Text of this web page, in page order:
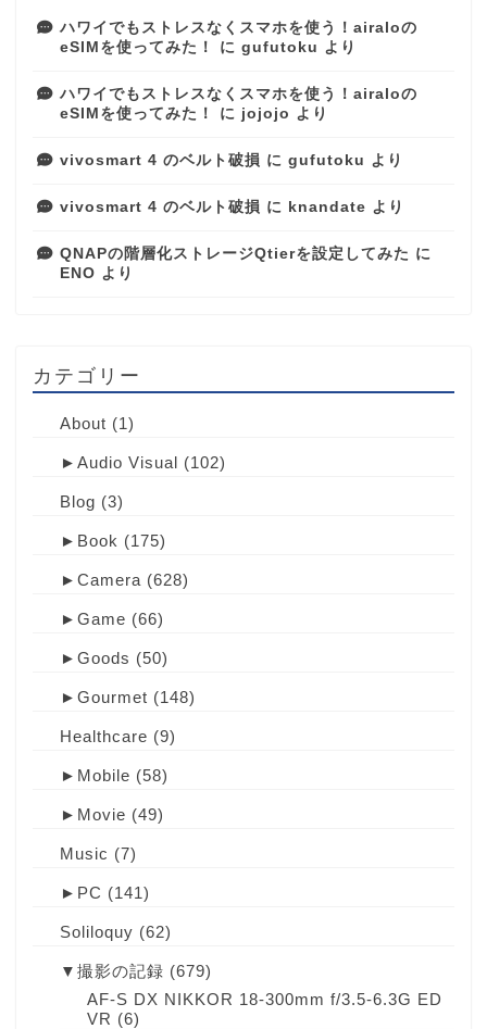
ハワイでもストレスなくスマホを使う！airaloの
eSIMを使ってみた！
に gufutoku より
ハワイでもストレスなくスマホを使う！airaloの
eSIMを使ってみた！
に jojojo より
vivosmart 4 のベルト破損 に gufutoku より
vivosmart 4 のベルト破損 に knandate より
QNAPの階層化ストレージQtierを設定してみた に
ENO より
カテゴリー
About (1)
► Audio Visual (102)
Blog (3)
► Book (175)
► Camera (628)
► Game (66)
► Goods (50)
► Gourmet (148)
Healthcare (9)
► Mobile (58)
► Movie (49)
Music (7)
► PC (141)
Soliloquy (62)
▼ 撮影の記録 (679)
AF-S DX NIKKOR 18-300mm f/3.5-6.3G ED
VR (6)